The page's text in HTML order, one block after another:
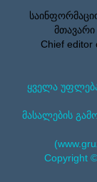
Chief editor
ყველა
მასალების
Copyright